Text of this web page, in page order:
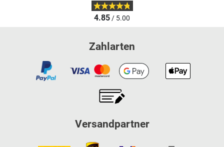
4.85/ 5.00
Zahlarten
Versandpartner